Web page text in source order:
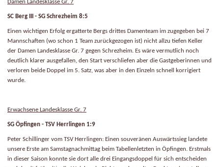
Damen Landesklasse Gr. 7
SC Berg III - SG Schrezheim 8:5
Einen wichtigen Erfolg ergatterte Bergs drittes Damenteam im zugegeben bei 7
Mannschaften (wo schon 1 Team zurückgezogen ist) nicht allzu tiefen Keller
der Damen Landesklasse Gr. 7 gegen Schrezheim. Es wäre vermutlich noch
deutlich klarer ausgefallen, den Start verschliefen aber die Gastgeberinnen und
verloren beide Doppel im 5. Satz, was aber in den Einzeln schnell korrigiert
wurde.
Erwachsene Landesklasse Gr. 7
SG Öpfingen - TSV Herrlingen 1:9
Peter Schillinger vom TSV Herrlingen: Einen souveränen Auswärtssieg landete
unsere Erste am Samstagnachmittag beim Tabellenletzten in Öpfingen. Erstmals
in dieser Saison konnte sie dort alle drei Eingangsdoppel für sich entscheiden